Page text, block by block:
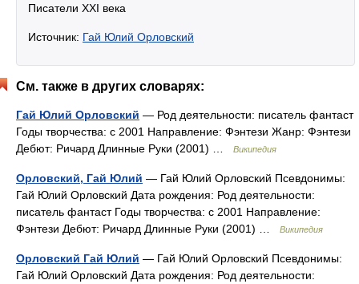
Писатели XXI века
Источник: Гай Юлий Орловский
См. также в других словарях:
Гай Юлий Орловский — Род деятельности: писатель фантаст
Годы творчества: с 2001 Направление: Фэнтези Жанр: Фэнтези
Дебют: Ричард Длинные Руки (2001) …
Википедия
Орловский, Гай Юлий — Гай Юлий Орловский Псевдонимы:
Гай Юлий Орловский Дата рождения: Род деятельности:
писатель фантаст Годы творчества: с 2001 Направление:
Фэнтези Дебют: Ричард Длинные Руки (2001) …
Википедия
Орловский Гай Юлий — Гай Юлий Орловский Псевдонимы:
Гай Юлий Орловский Дата рождения: Род деятельности: